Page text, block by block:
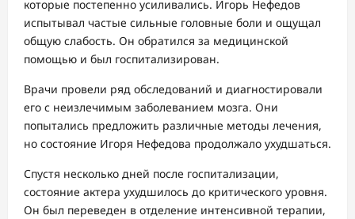
которые постепенно усиливались. Игорь Нефедов
испытывал частые сильные головные боли и ощущал
общую слабость. Он обратился за медицинской
помощью и был госпитализирован.
Врачи провели ряд обследований и диагностировали
его с неизлечимым заболеванием мозга. Они
попытались предложить различные методы лечения,
но состояние Игоря Нефедова продолжало ухудшаться.
Спустя несколько дней после госпитализации,
состояние актера ухудшилось до критического уровня.
Он был переведен в отделение интенсивной терапии,